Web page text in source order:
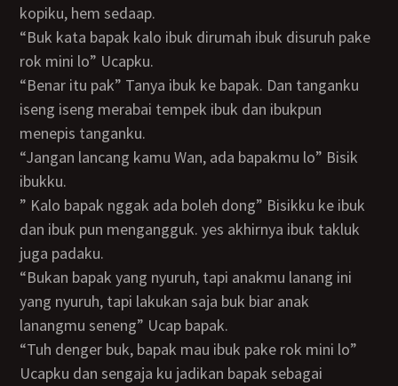
kopiku, hem sedaap.
“Buk kata bapak kalo ibuk dirumah ibuk disuruh pake
rok mini lo” Ucapku.
“Benar itu pak” Tanya ibuk ke bapak. Dan tanganku
iseng iseng merabai tempek ibuk dan ibukpun
menepis tanganku.
“Jangan lancang kamu Wan, ada bapakmu lo” Bisik
ibukku.
” Kalo bapak nggak ada boleh dong” Bisikku ke ibuk
dan ibuk pun mengangguk. yes akhirnya ibuk takluk
juga padaku.
“Bukan bapak yang nyuruh, tapi anakmu lanang ini
yang nyuruh, tapi lakukan saja buk biar anak
lanangmu seneng” Ucap bapak.
“Tuh denger buk, bapak mau ibuk pake rok mini lo”
Ucapku dan sengaja ku jadikan bapak sebagai